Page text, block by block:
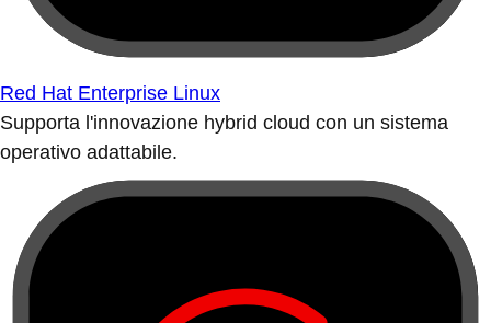
Red Hat Enterprise Linux
Supporta l'innovazione hybrid cloud con un sistema
operativo adattabile.